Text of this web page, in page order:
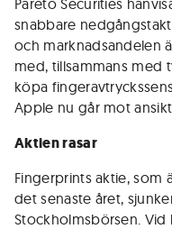
Pareto Securities
snabbare
och marknadsandelen
med, tillsammans med
köpa
Apple nu går mot
Aktien rasar
Fingerprints aktie,
det senaste året,
Stockholmsbörsen. Vid